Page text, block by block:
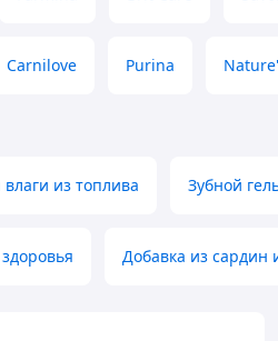
Carnilove Purina
из топлива Зубной
Добавка из сардин